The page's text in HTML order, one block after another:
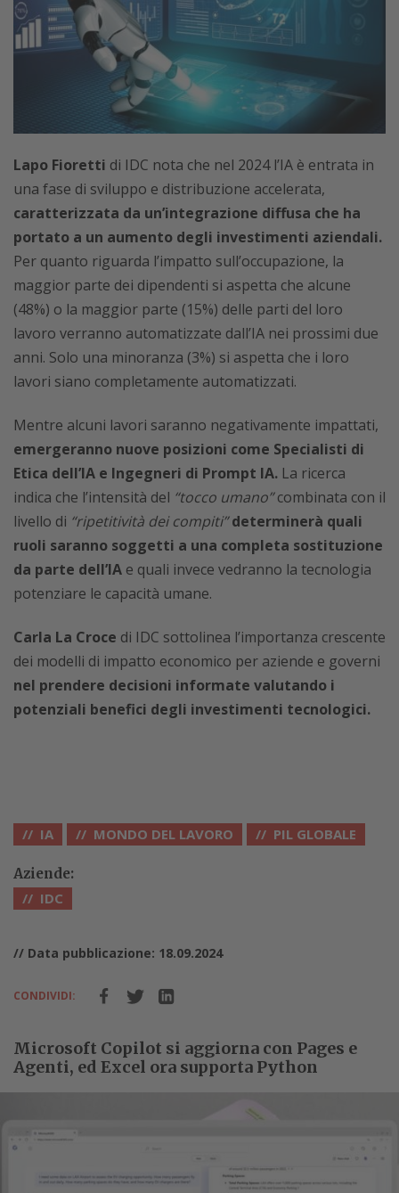
Lapo Fioretti di IDC nota che nel 2024 l’IA è entrata in
una fase di sviluppo e distribuzione accelerata,
caratterizzata da un’integrazione diffusa che ha
portato a un aumento degli investimenti aziendali.
Per quanto riguarda l’impatto sull’occupazione, la
maggior parte dei dipendenti si aspetta che alcune
(48%) o la maggior parte (15%) delle parti del loro
lavoro verranno automatizzate dall’IA nei prossimi due
anni. Solo una minoranza (3%) si aspetta che i loro
lavori siano completamente automatizzati.
Mentre alcuni lavori saranno negativamente impattati,
emergeranno nuove posizioni come Specialisti di
Etica dell’IA e Ingegneri di Prompt IA. La ricerca
indica che l’intensità del “tocco umano”combinata con il
livello di “ripetitività dei compiti” determinerà quali
ruoli saranno soggetti a una completa sostituzione
da parte dell’IA e quali invece vedranno la tecnologia
potenziare le capacità umane.
Carla La Croce di IDC sottolinea l’importanza crescente
dei modelli di impatto economico per aziende e governi
nel prendere decisioni informate valutando i
potenziali benefici degli investimenti tecnologici.
IA MONDO DEL LAVORO PIL GLOBALE
Aziende:
IDC
// Data pubblicazione: 18.09.2024
CONDIVIDI:
Microsoft Copilot si aggiorna con Pages e
Agenti, ed Excel ora supporta Python